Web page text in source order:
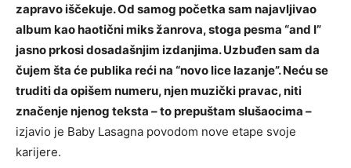
zapravo iščekuje. Od samog početka sam najavljivao
album kao haotični miks žanrova, stoga pesma “and I”
jasno prkosi dosadašnjim izdanjima. Uzbuđen sam da
čujem šta će publika reći na “novo lice lazanje”. Neću se
truditi da opišem numeru, njen muzički pravac, niti
značenje njenog teksta – to prepuštam slušaocima –
izjavio je Baby Lasagna povodom nove etape svoje
karijere.